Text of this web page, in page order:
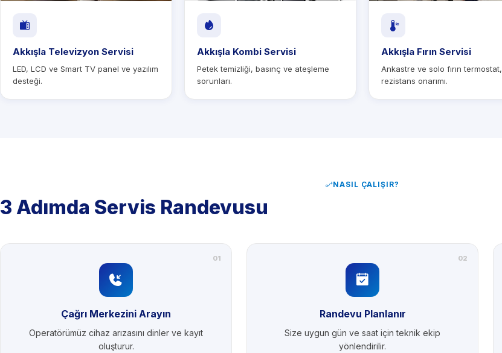
Akkışla Televizyon Servisi
LED, LCD ve Smart TV panel ve yazılım
desteği.
Akkışla Kombi Servisi
Petek temizliği, basınç ve ateşleme
sorunları.
Akkışla Fırın Servisi
Ankastre ve solo fırın termostat,
rezistans onarımı.
NASIL ÇALIŞIR?
3 Adımda Servis Randevusu
01
Çağrı Merkezini Arayın
Operatörümüz cihaz arızasını dinler ve kayıt
oluşturur.
02
Randevu Planlanır
Size uygun gün ve saat için teknik ekip
yönlendirilir.